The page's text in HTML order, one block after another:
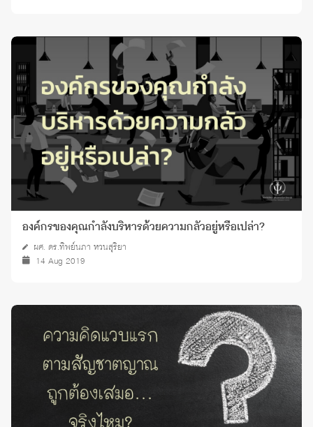
องค์กรของคุณกำลังบริหารด้วยความกลัวอยู่หรือเปล่า?
ผศ. ดร.ทิพย์นภา หวนสุริยา
14 Aug 2019